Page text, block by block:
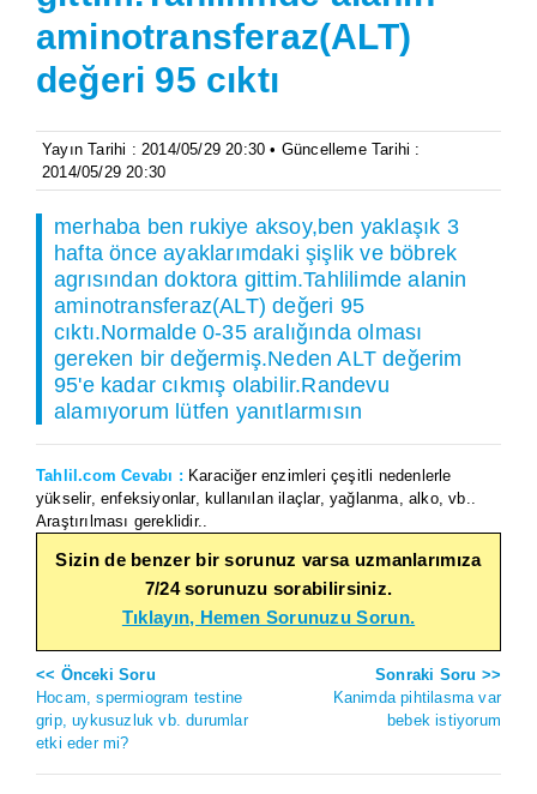
aminotransferaz(ALT)
değeri 95 cıktı
Yayın Tarihi : 2014/05/29 20:30 • Güncelleme Tarihi :
2014/05/29 20:30
merhaba ben rukiye aksoy,ben yaklaşık 3
hafta önce ayaklarımdaki şişlik ve böbrek
agrısından doktora gittim.Tahlilimde alanin
aminotransferaz(ALT) değeri 95
cıktı.Normalde 0-35 aralığında olması
gereken bir değermiş.Neden ALT değerim
95'e kadar cıkmış olabilir.Randevu
alamıyorum lütfen yanıtlarmısın
Tahlil.com Cevabı : Karaciğer enzimleri çeşitli nedenlerle
yükselir, enfeksiyonlar, kullanılan ilaçlar, yağlanma, alko, vb..
Araştırılması gereklidir..
Sizin de benzer bir sorunuz varsa uzmanlarımıza
7/24 sorunuzu sorabilirsiniz.
Tıklayın, Hemen Sorunuzu Sorun.
<< Önceki Soru
Hocam, spermiogram testine
grip, uykusuzluk vb. durumlar
etki eder mi?
Sonraki Soru >>
Kanimda pihtilasma var
bebek istiyorum